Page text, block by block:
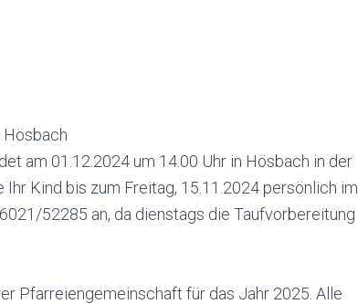
Hösbach
am 01.12.2024 um 14.00 Uhr in Hösbach in der
Ihr Kind bis zum Freitag, 15.11.2024 persönlich im
52285 an, da dienstags die Taufvorbereitung
Pfarreiengemeinschaft für das Jahr 2025. Alle